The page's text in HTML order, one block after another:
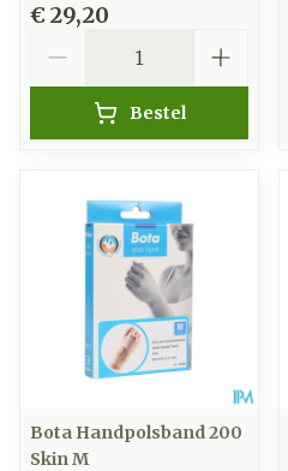
€ 29,20
Bestel
Bota Handpolsband 200
Skin M